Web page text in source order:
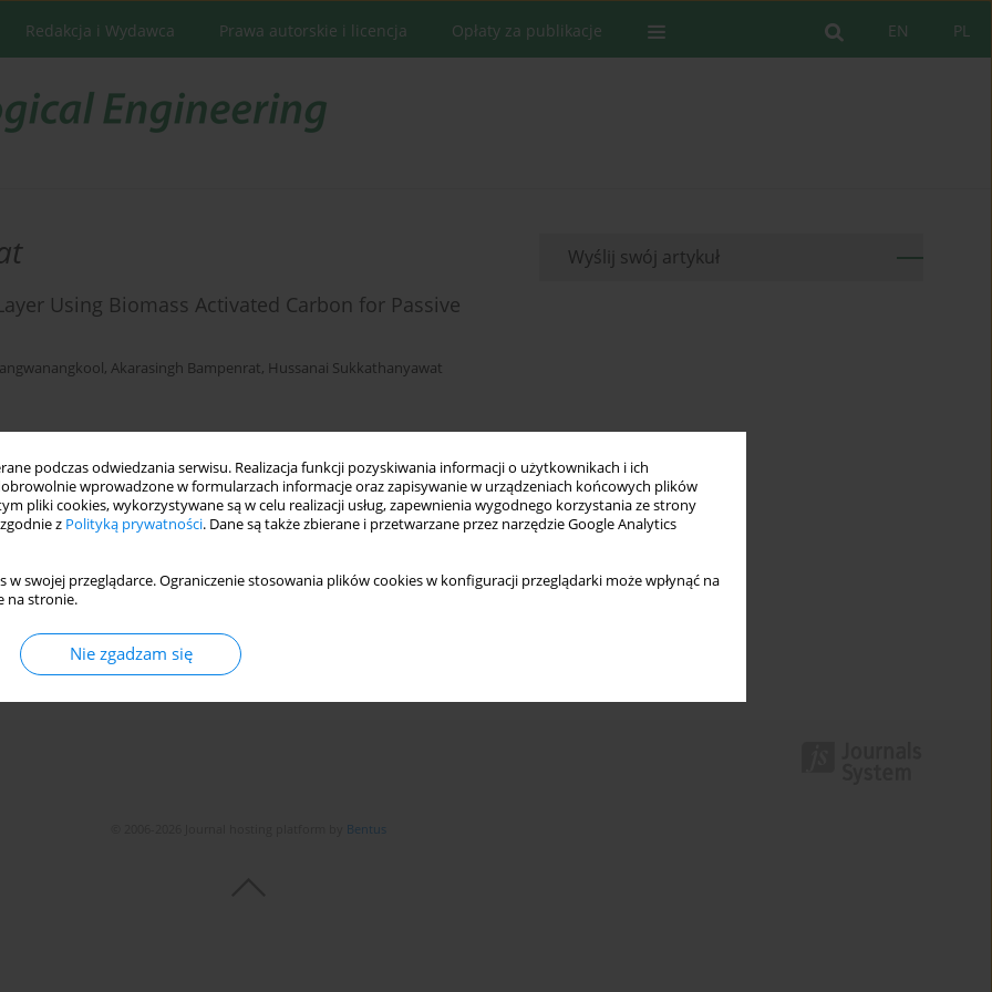
podczas odwiedzania serwisu. Realizacja funkcji pozyskiwania informacji o użytkownikach i ich
wprowadzone w formularzach informacje oraz zapisywanie w urządzeniach końcowych plików
pliki cookies, wykorzystywane są w celu realizacji usług, zapewnienia wygodnego korzystania ze strony
z Polityką prywatności. Dane są także zbierane i przetwarzane przez narzędzie Google Analytics
w swojej przeglądarce. Ograniczenie stosowania plików cookies w konfiguracji przeglądarki może wpłynąć na
na stronie.
Nie zgadzam się
PL
EN
Redakcja i Wydawca Prawa autorskie i licencja Opłaty za publikacje
Using Biomass Activated Carbon for Passive
, Akarasingh Bampenrat, Hussanai Sukkathanyawat
Process – A Case Study on Sugarcane Bagasse
Wyślij swój artykuł
Bentus